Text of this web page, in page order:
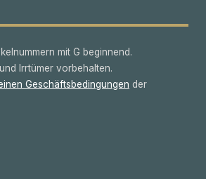
mit G beginnend.
Irrtümer vorbehalten.
Geschäftsbedingungen der